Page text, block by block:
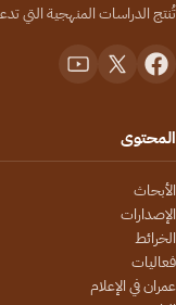
تُنتج الدراسات المنهجية التي
المحتوى
الأبحاث
الإصدارات
الخرائط
فعاليات
عمران في الإعلام